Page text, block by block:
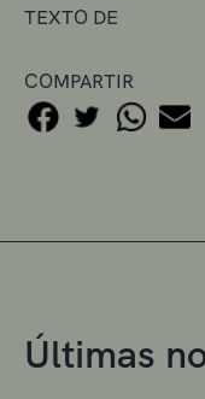
TEXTO DE
COMPARTIR
Últimas